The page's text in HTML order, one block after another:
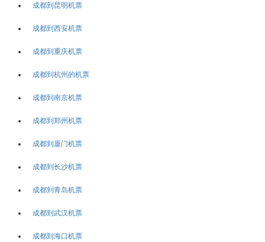
成都到昆明机票
成都到西安机票
成都到重庆机票
成都到杭州的机票
成都到南京机票
成都到郑州机票
成都到厦门机票
成都到长沙机票
成都到青岛机票
成都到武汉机票
成都到海口机票